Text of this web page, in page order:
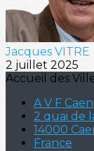
Jacques VITRE
2 juillet 2025
Accueil des
A V F Caen
2 quai de
14000
France